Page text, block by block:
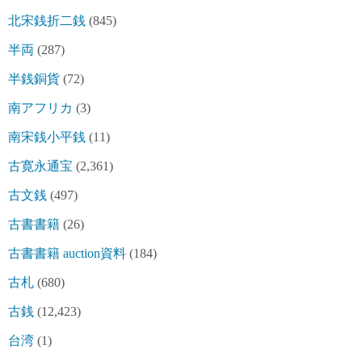
北宋銭折二銭 (845)
半両 (287)
半銭銅貨 (72)
南アフリカ (3)
南宋銭小平銭 (11)
古寛永通宝 (2,361)
古文銭 (497)
古書書籍 (26)
古書書籍 auction資料 (184)
古札 (680)
古銭 (12,423)
台湾 (1)